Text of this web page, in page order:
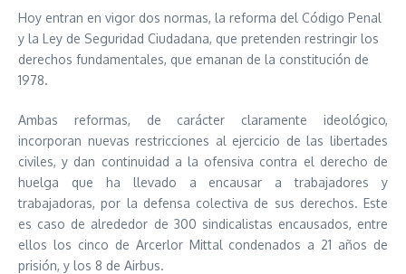
Hoy entran en vigor dos normas, la reforma del Código Penal
y la Ley de Seguridad Ciudadana, que pretenden restringir los
derechos fundamentales, que emanan de la constitución de
1978.
Ambas reformas, de carácter claramente ideológico,
incorporan nuevas restricciones al ejercicio de las libertades
civiles, y dan continuidad a la ofensiva contra el derecho de
huelga que ha llevado a encausar a trabajadores y
trabajadoras, por la defensa colectiva de sus derechos. Este
es caso de alrededor de 300 sindicalistas encausados, entre
ellos los cinco de Arcerlor Mittal condenados a 21 años de
prisión, y los 8 de Airbus.